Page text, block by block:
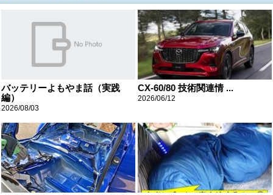
バッテリーよもやま話（実践
編）
2026/08/03
CX-60/80 技術関連情 ...
2026/06/12